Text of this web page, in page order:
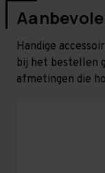
Handige
bij het bestellen
afmetingen die